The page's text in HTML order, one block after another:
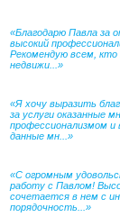
«Благодарю Павла за
высокий
Рекомендую всем, кто
недвижи...»
«Я хочу выразить
за услуги оказанные
профессионализмом и
данные мн...»
«С огромным
работу с Павлом!
сочетается в нем с
порядочность...»